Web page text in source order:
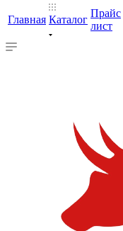
Главная Каталог
Прайс
лист